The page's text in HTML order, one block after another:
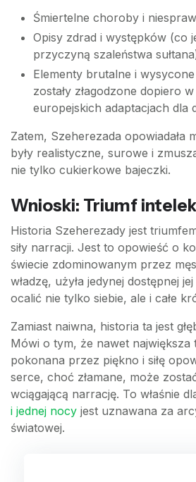
Śmiertelne choroby i
Opisy zdrad i występków (co
przyczyną szaleństwa
Elementy brutalne i
zostały złagodzone dopiero
europejskich adaptacjach dla
Zatem, Szeherezada opowiadała
były realistyczne, surowe i
nie tylko cukierkowe bajeczki.
Wnioski: Triumf
Historia Szeherezady jest
siły narracji. Jest to opowieść o
świecie zdominowanym przez
władzę, użyła jedynej dostępnej
ocalić nie tylko siebie, ale i całe
Zamiast naiwna, historia ta jest
Mówi o tym, że nawet największa
pokonana przez piękno i siłę
serce, choć złamane, może
wciągającą narrację. To właśnie
i jednej nocy jest uznawana za
światowej.